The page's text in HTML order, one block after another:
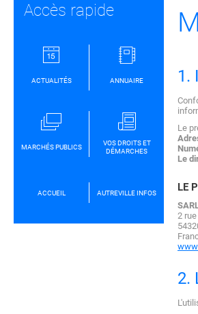
1.
Le
Le
LE
2
2.
Accès rapide
ACTUALITÉS ANNUAIRE
MARCHÉS PUBLICS
VOS DROITS ET
DÉMARCHES
ACCUEIL AUTREVILLE INFOS